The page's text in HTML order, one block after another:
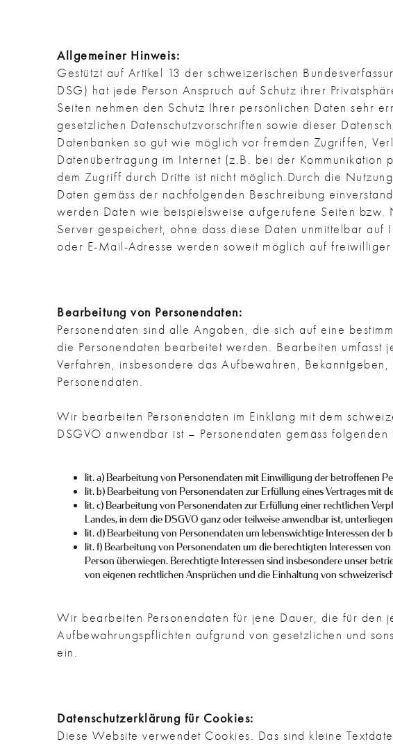
Allgemeiner Hinweis:
Gestützt auf Artikel 13 der schweizerischen
DSG) hat jede Person Anspruch auf Schutz ihrer
Seiten nehmen den Schutz Ihrer persönlichen Daten sehr
gesetzlichen Datenschutzvorschriften sowie dieser
Datenbanken so gut wie möglich vor fremden Zugriffen,
Datenübertragung im Internet (z.B. bei der Kommunikation
dem Zugriff durch Dritte ist nicht möglich.Durch die
Daten gemäss der nachfolgenden Beschreibung
werden Daten wie beispielsweise aufgerufene Seiten bzw.
Server gespeichert, ohne dass diese Daten unmittelbar
oder E-Mail-Adresse werden soweit möglich auf
Bearbeitung von Personendaten:
Personendaten sind alle Angaben, die sich auf eine
die Personendaten bearbeitet werden. Bearbeiten umfasst
Verfahren, insbesondere das Aufbewahren,
Personendaten.
Wir bearbeiten Personendaten im Einklang mit dem
DSGVO anwendbar ist – Personendaten gemäss
lit. a) Bearbeitung von Personendaten mit Einwilligung der betroffenen
lit. b) Bearbeitung von Personendaten zur Erfüllung eines Vertrages mit
lit. c) Bearbeitung von Personendaten zur Erfüllung einer rechtlichen
Landes, in dem die DSGVO ganz oder teilweise anwendbar ist,
lit. d) Bearbeitung von Personendaten um lebenswichtige Interessen
lit. f) Bearbeitung von Personendaten um die berechtigten Interessen
Person überwiegen. Berechtigte Interessen sind insbesondere unser
von eigenen rechtlichen Ansprüchen und die Einhaltung von
Wir bearbeiten Personendaten für jene Dauer, die für
Aufbewahrungspflichten aufgrund von gesetzlichen und
ein.
Datenschutzerklärung für Cookies:
Diese Website verwendet Cookies. Das sind kleine